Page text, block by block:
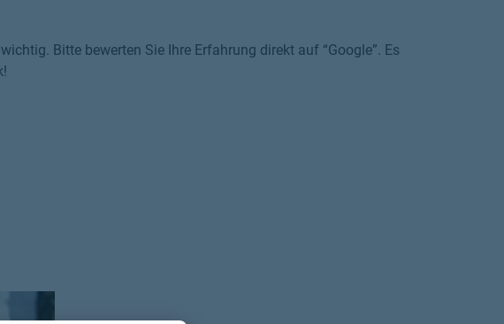
Bitte bewerten Sie Ihre Erfahrung direkt auf “Google”. Es